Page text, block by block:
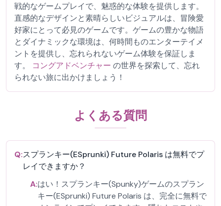
戦的なゲームプレイで、魅惑的な体験を提供します。
直感的なデザインと素晴らしいビジュアルは、冒険愛
好家にとって必見のゲームです。ゲームの豊かな物語
とダイナミックな環境は、何時間ものエンターテイメ
ントを提供し、忘れられないゲーム体験を保証しま
す。
コングアドベンチャー の世界を探索して、忘れ
られない旅に出かけましょう！
よくある質問
Q:スプランキー(ESprunki) Future Polaris は無料でプ
レイできますか？
A:はい！スプランキー(Spunky)ゲームのスプラン
キー(ESprunki) Future Polaris は、完全に無料で